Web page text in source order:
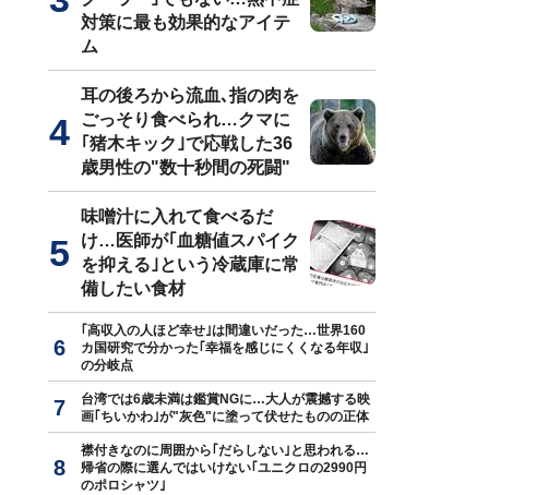
対策に最も効果的なアイテ
ム
耳の後ろから流血､指の肉を
ごっそり食べられ…クマに
｢猪木キック｣で応戦した36
歳男性の"数十秒間の死闘"
味噌汁に入れて食べるだ
け…医師が｢血糖値スパイク
を抑える｣という冷蔵庫に常
備したい食材
｢高収入の人ほど幸せ｣は間違いだった…世界160
カ国研究で分かった｢幸福を感じにくくなる年収｣
の分岐点
台湾では6歳未満は鑑賞NGに…大人が震撼する映
画｢ちいかわ｣が"灰色"に塗って伏せたものの正体
襟付きなのに周囲から｢だらしない｣と思われる…
帰省の際に選んではいけない｢ユニクロの2990円
のポロシャツ｣